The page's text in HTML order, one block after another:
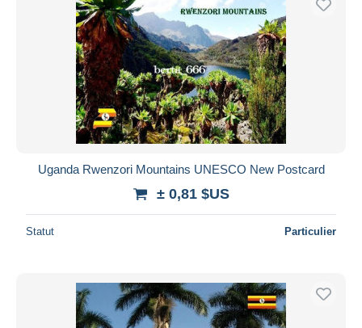
Uganda Rwenzori Mountains UNESCO New Postcard
± 0,81 $US
Statut Particulier